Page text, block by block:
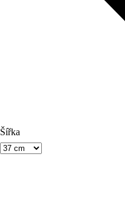
Šířka